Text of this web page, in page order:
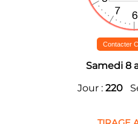
Contacter
Samedi 8
Jour : 220